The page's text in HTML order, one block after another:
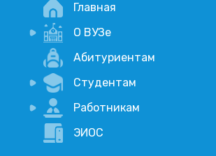
Главная
О ВУЗе
Новости
Учебный процесс
Научная деятельность
Абитуриентам
Студентам
Портал дистанционого обучения
Академические отпуска
Работникам
Внимание, опрос!
ЭИОС